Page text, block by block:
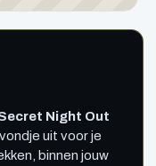
Night Out
uit voor je
binnen jouw